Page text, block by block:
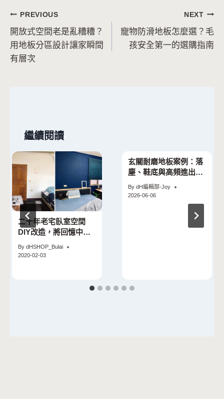
文
章
導
PREVIOUS
開放式空間老是亂糟糟？
用地板分區設計讓家瞬間
有層次
NEXT
寵物防滑地板怎麼選？毛
孩安全第一的選購指南
繼續閱讀
二十年老宅臥室空間
DIY改造，將回憶中的
回來
By dHSHOP_Bulai
2020-02-03
玄關耐磨地板案例：落
塵、鞋底與高頻進出怎
麼處理
By dH編輯部-Joy
2026-06-06